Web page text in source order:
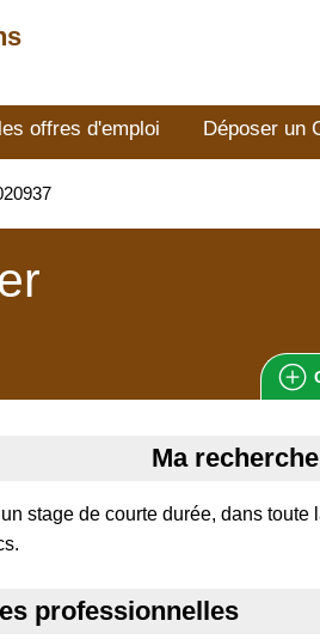
offres d'emploi Déposer un
Ma recherche
stage de courte durée, dans
professionnelles